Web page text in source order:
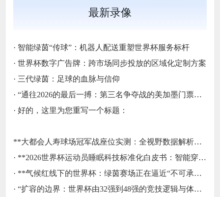
最新录像
· 智能绿茵“传球”：机器人配送重塑世界杯服务标杆
· 世界杯数字广告牌：跨市场同步投放的区域化定制方案
· 三代绿茵：足球的血脉与信仰
· “通往2026的最后一搏：第三名争夺战的美加墨门票生死局”
· 好的，这里为您重写一个标题：
**大都会人寿球场冠军战座位实测：全视野数据解析与等级精准评估**
· **2026世界杯运动员睡眠科技标准化白皮书：智能穿戴监测标准与认证体系框架**
· **气候红线下的世界杯：绿茵赛场正在逼近“不可承受之热”**
· “扩容的边界：世界杯由32强到48强的竞技逻辑与体系重塑”